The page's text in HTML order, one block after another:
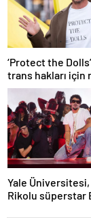
‘Protect the
trans hakları için
sembol haline
Yale
Rikolu süperstar